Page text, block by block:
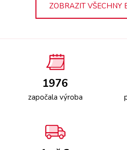
ZOBRAZIT VŠECHNY
1976
započala výroba